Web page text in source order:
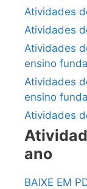
Atividades
Atividades
Atividades
ensino
Atividades
ensino
Atividades
ano
BAIXE EM